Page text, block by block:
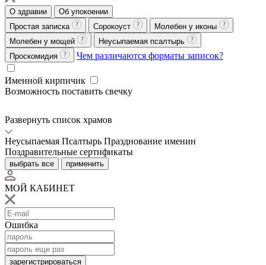
О здравии
Об упокоении
Простая записка
Сорокоуст
Молебен у иконы
Молебен у мощей
Неусыпаемая псалтырь
Проскомидия
Чем различаются форматы записок?
Именной кирпичик
Возможность поставить свечку
Развернуть список храмов
Неусыпаемая Псалтырь Празднование именин
Поздравительные сертификаты
выбрать все применить
МОЙ КАБИНЕТ
Ошибка
зарегистрироваться